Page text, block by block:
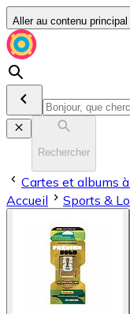
Aller au contenu principal
Rechercher
Cartes et albums
Accueil
Sports &